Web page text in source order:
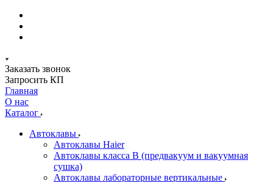
Заказать звонок
Запросить КП
Главная
О нас
Каталог
Автоклавы
Автоклавы Haier
Автоклавы класса B (предвакуум и вакуумная
сушка)
Автоклавы лабораторные вертикальные